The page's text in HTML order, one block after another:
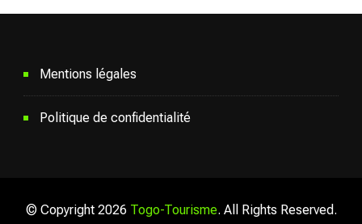
Mentions légales
Politique de confidentialité
© Copyright 2026 Togo-Tourisme. All Rights Reserved.